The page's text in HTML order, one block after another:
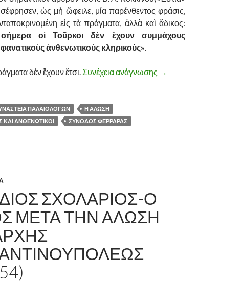
ὡς μὴ ὤφειλε, μία παρένθεντος φράσις,
εἰς τὰ πράγματα, ἀλλὰ καὶ ἄδικος:
οἱ Τοῦρκοι δὲν ἔχουν συμμάχους
ἀνθενωτικοὺς κληρικούς».
δὲν ἔχουν ἔτσι. Συνέχεια ανάγνωσης ΛΟΥΚΑΣ ΝΟΤΑΡΑΣ
→
ΠΑΛΑΙΟΛΟΓΩΝ
Η ΑΛΩΣΗ
ΑΝΘΕΝΩΤΙΚΟΙ
ΣΥΝΟΔΟΣ ΦΕΡΡΑΡΑΣ
ΣΧΟΛΑΡΙΟΣ-Ο
ΜΕΤΑ ΤΗΝ ΑΛΩΣΗ